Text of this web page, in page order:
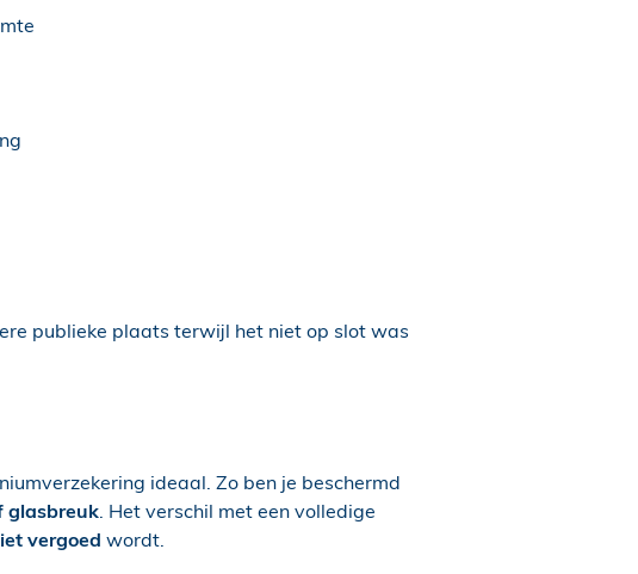
publieke plaats terwijl het niet op slot was
ideaal. Zo ben je beschermd
glasbreuk . Het verschil met een volledige
vergoed wordt.